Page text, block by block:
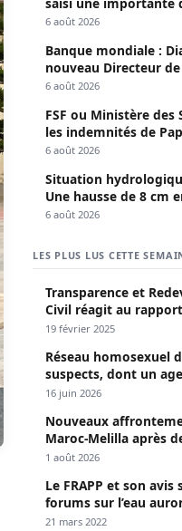
6 août 2026
Banque mondiale :
nouveau Directeur
Sénégal et le Pr.
6 août 2026
FSF ou Ministère
les indemnités de
6 août 2026
Situation
Une hausse de 8 cm
6 août 2026
LES PLUS LUS CETTE
Transparence et
Civil réagit au
comptes
19 février 2025
Réseau homosexuel
suspects, dont un
Keur Massar ; l’un
16 juin 2026
Nouveaux
Maroc-Melilla après
passage
1 août 2026
Le FRAPP et son
forums sur l’eau
Dakar »
21 mars 2022